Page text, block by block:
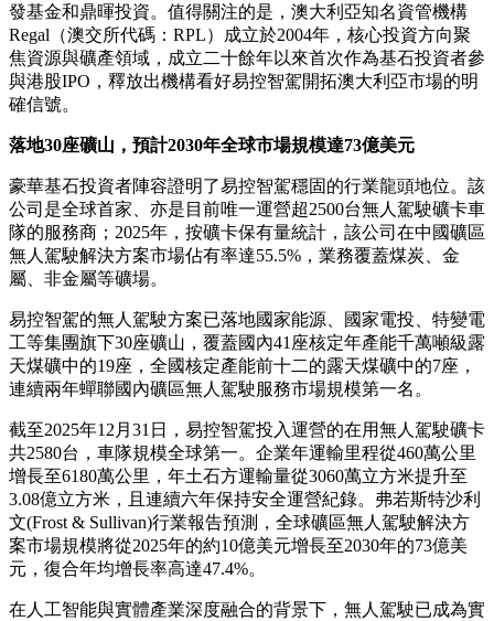
發基金和鼎暉投資。值得關注的是，澳大利亞知名資管機構
Regal（澳交所代碼：RPL）成立於2004年，核心投資方向聚
焦資源與礦產領域，成立二十餘年以來首次作為基石投資者參
與港股IPO，釋放出機構看好易控智駕開拓澳大利亞市場的明
確信號。
落地30座礦山，預計2030年全球市場規模達73億美元
豪華基石投資者陣容證明了易控智駕穩固的行業龍頭地位。該
公司是全球首家、亦是目前唯一運營超2500台無人駕駛礦卡車
隊的服務商；2025年，按礦卡保有量統計，該公司在中國礦區
無人駕駛解決方案市場佔有率達55.5%，業務覆蓋煤炭、金
屬、非金屬等礦場。
易控智駕的無人駕駛方案已落地國家能源、國家電投、特變電
工等集團旗下30座礦山，覆蓋國內41座核定年產能千萬噸級露
天煤礦中的19座，全國核定產能前十二的露天煤礦中的7座，
連續兩年蟬聯國內礦區無人駕駛服務市場規模第一名。
截至2025年12月31日，易控智駕投入運營的在用無人駕駛礦卡
共2580台，車隊規模全球第一。企業年運輸里程從460萬公里
增長至6180萬公里，年土石方運輸量從3060萬立方米提升至
3.08億立方米，且連續六年保持安全運營紀錄。弗若斯特沙利
文(Frost & Sullivan)行業報告預測，全球礦區無人駕駛解決方
案市場規模將從2025年的約10億美元增長至2030年的73億美
元，復合年均增長率高達47.4%。
在人工智能與實體產業深度融合的背景下，無人駕駛已成為實